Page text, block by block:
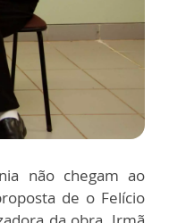
não chegam ao
de o Felício